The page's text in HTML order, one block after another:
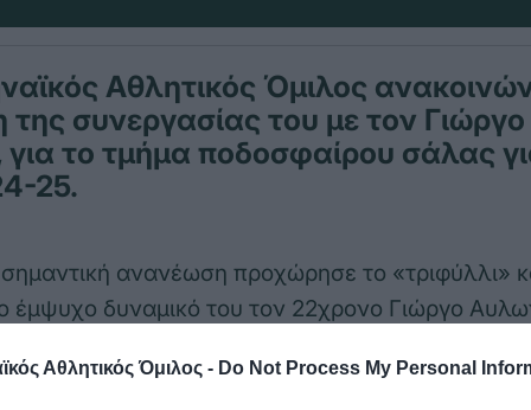
Αθλητικός Όμιλος - Do Not Process My Personal
Αθλητικός Όμιλος
συνεργασίας του με τον Γιώργο
το τμήμα ποδοσφαίρου σάλας
25.
ανανέωση προχώρησε το «τριφύλλι»
έμψυχο δυναμικό του τον 22χρονο Γιώργο
έναν ακόμα κομβικό παίκτη που παρέμεινε και θα